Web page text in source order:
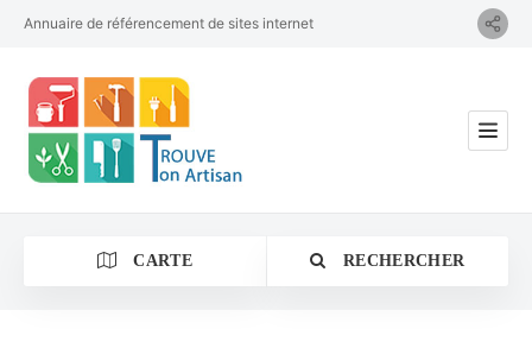
Annuaire de référencement de sites internet
CARTE RECHERCHER